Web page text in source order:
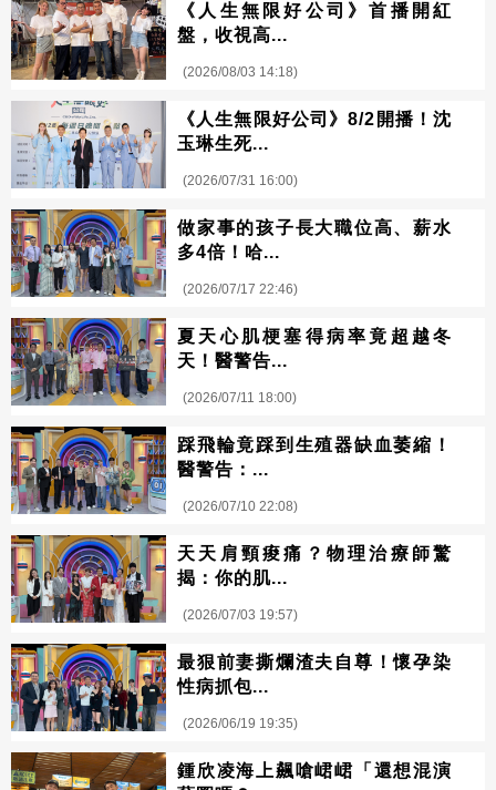
《人生無限好公司》首播開紅
盤，收視高...
(2026/08/03 14:18)
《人生無限好公司》8/2開播！沈
玉琳生死...
(2026/07/31 16:00)
做家事的孩子長大職位高、薪水
多4倍！哈...
(2026/07/17 22:46)
夏天心肌梗塞得病率竟超越冬
天！醫警告...
(2026/07/11 18:00)
踩飛輪竟踩到生殖器缺血萎縮！
醫警告：...
(2026/07/10 22:08)
天天肩頸痠痛？物理治療師驚
揭：你的肌...
(2026/07/03 19:57)
最狠前妻撕爛渣夫自尊！懷孕染
性病抓包...
(2026/06/19 19:35)
鍾欣凌海上飆嗆峮峮「還想混演